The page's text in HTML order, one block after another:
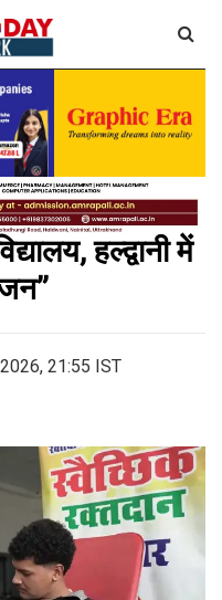
हल्द्वानी में
21:55 IST